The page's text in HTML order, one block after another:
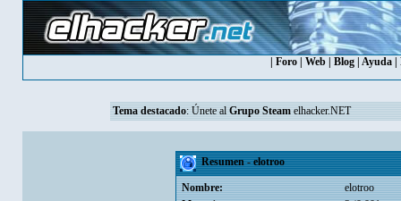
Foro| Web| Blog| Ayuda|
Tema destacado: Únete al Grupo Steamelhacker.NET
Resumen - elotroo
Nombre:
elotroo